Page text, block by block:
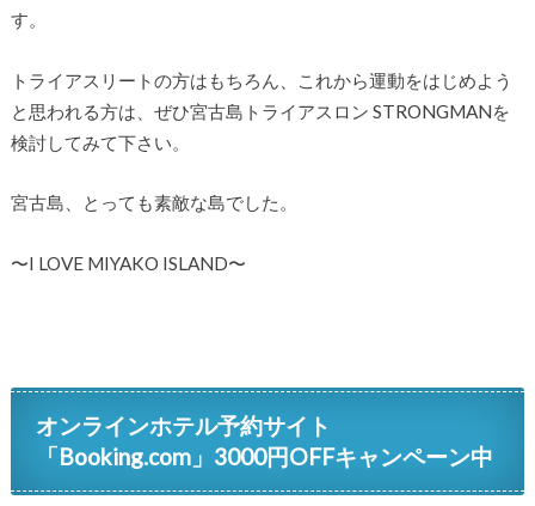
す。
トライアスリートの方はもちろん、これから運動をはじめよう
と思われる方は、ぜひ宮古島トライアスロン STRONGMANを
検討してみて下さい。
宮古島、とっても素敵な島でした。
〜I LOVE MIYAKO ISLAND〜
オンラインホテル予約サイト
「Booking.com」3000円OFFキャンペーン中